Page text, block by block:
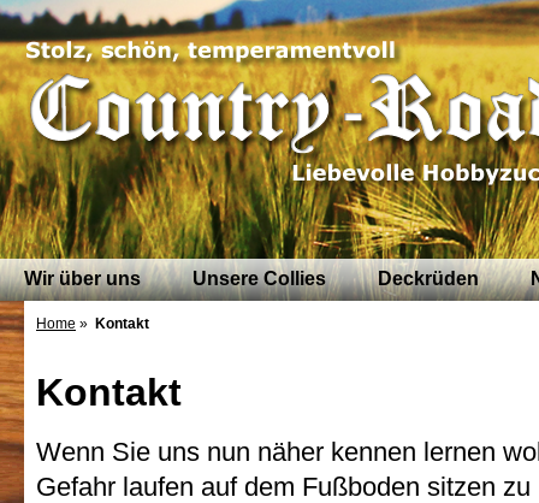
Wir über uns Unsere Collies Deckrüden
Home » Kontakt
Kontakt
Wenn Sie uns nun näher kennen lernen
Gefahr laufen auf dem Fußboden sitzen